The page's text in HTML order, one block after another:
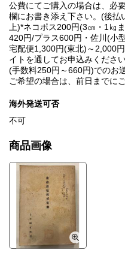
公費にてご購入の場合は、必
欄にお書き添え下さい。(後払
上)*ネコポス200円(3㎝・1㎏
420円/プラス600円・佐川(小
宅配便1,300円(東北)～2,000
イトを通してお申込みくださ
(手数料250円～660円)でのお
ご希望の場合は、前日までに
海外発送可否
不可
商品画像